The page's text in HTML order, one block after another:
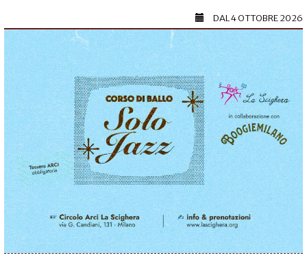
DAL4 OTTOBRE 2026